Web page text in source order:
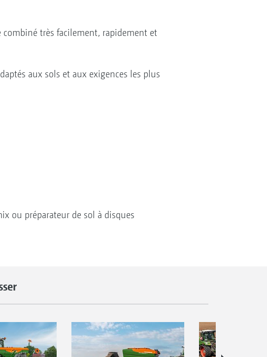
combiné très facilement, rapidement et
aux sols et aux exigences les plus
ou préparateur de sol à disques